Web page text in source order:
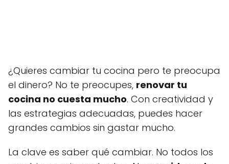
¿Quieres cambiar tu cocina pero te preocupa
el dinero? No te preocupes, renovar tu
cocina no cuesta mucho. Con creatividad y
las estrategias adecuadas, puedes hacer
grandes cambios sin gastar mucho.
La clave es saber qué cambiar. No todos los